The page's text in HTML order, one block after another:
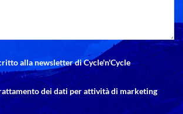
alla newsletter di Cycle'n'Cycle
dei dati per attività di marketing